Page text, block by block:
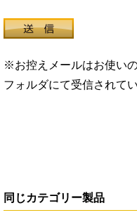
※お控えメールはお使い
フォルダにて受信されて
同じカテゴリー製品